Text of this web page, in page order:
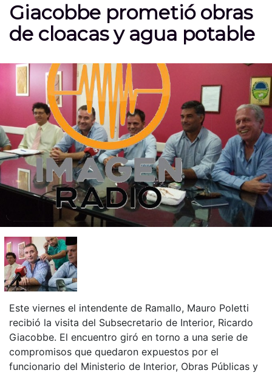
Giacobbe prometió obras
de cloacas y agua potable
Este viernes el intendente de Ramallo, Mauro Poletti
recibió la visita del Subsecretario de Interior, Ricardo
Giacobbe. El encuentro giró en torno a una serie de
compromisos que quedaron expuestos por el
funcionario del Ministerio de Interior, Obras Públicas y